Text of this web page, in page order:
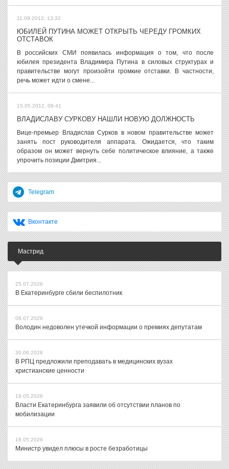
11.09.2012, 13:32
ЮБИЛЕЙ ПУТИНА МОЖЕТ ОТКРЫТЬ ЧЕРЕДУ ГРОМКИХ
ОТСТАВОК
В российских СМИ появилась информация о том, что после
юбилея президента Владимира Путина в силовых структурах и
правительстве могут произойти громкие отставки. В частности,
речь может идти о смене...
15.05.2012, 09:41
ВЛАДИСЛАВУ СУРКОВУ НАШЛИ НОВУЮ ДОЛЖНОСТЬ
Вице-премьер Владислав Сурков в новом правительстве может
занять пост руководителя аппарата. Ожидается, что таким
образом он может вернуть себе политическое влияние, а также
упрочить позиции Дмитрия...
Telegram
Вконтакте
Мастрид
25.07.2026
В Екатеринбурге сбили беспилотник
08.07.2026
Володин недоволен утечкой информации о премиях депутатам
30.06.2026
В РПЦ предложили преподавать в медицинских вузах
христианские ценности
19.05.2026
Власти Екатеринбурга заявили об отсутствии планов по
мобилизации
18.05.2026
Министр увидел плюсы в росте безработицы